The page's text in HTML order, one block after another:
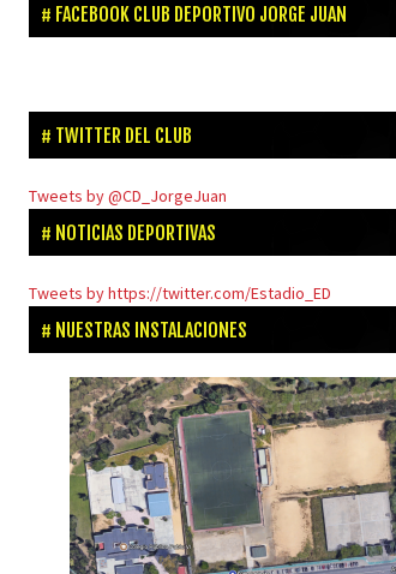
FACEBOOK CLUB DEPORTIVO JORGE JUAN
TWITTER DEL CLUB
Tweets by @CD_JorgeJuan
NOTICIAS DEPORTIVAS
Tweets by https://twitter.com/Estadio_ED
NUESTRAS INSTALACIONES